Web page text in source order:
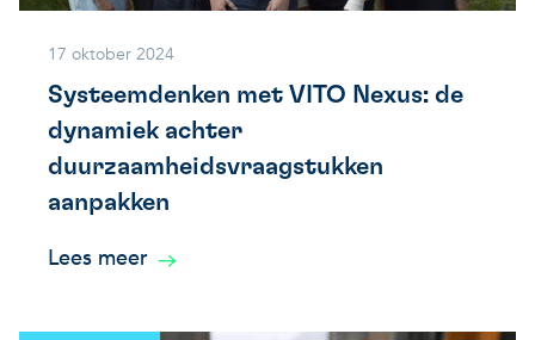
17 oktober 2024
Systeemdenken met VITO Nexus: de
dynamiek achter
duurzaamheidsvraagstukken
aanpakken
Lees meer